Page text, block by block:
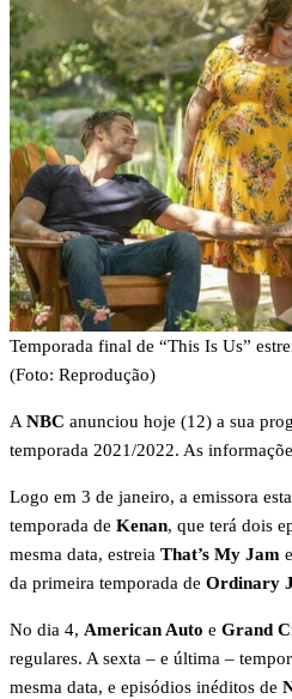
Temporada final de “This Is Us”
(Foto: Reprodução)
A NBC anunciou hoje (12) a sua
temporada 2021/2022. As
Logo em 3 de janeiro, a emissora
temporada de Kenan, que terá dois
mesma data, estreia That’s My Jam
da primeira temporada de Ordinary
No dia 4, American Auto e Grand
regulares. A sexta – e última –
mesma data, e episódios inéditos de